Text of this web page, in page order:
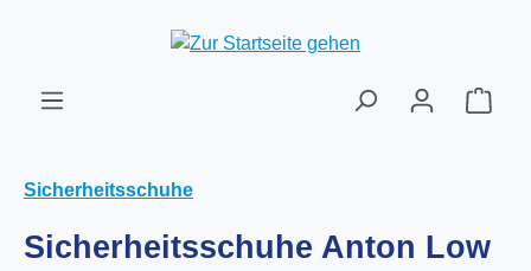
Zum Hauptinhalt springen
Sicherheitsschuhe
Sicherheitsschuhe Anton Low